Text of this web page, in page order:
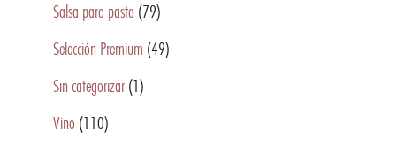
Salsa para pasta (79)
Selección Premium (49)
Sin categorizar (1)
Vino (110)